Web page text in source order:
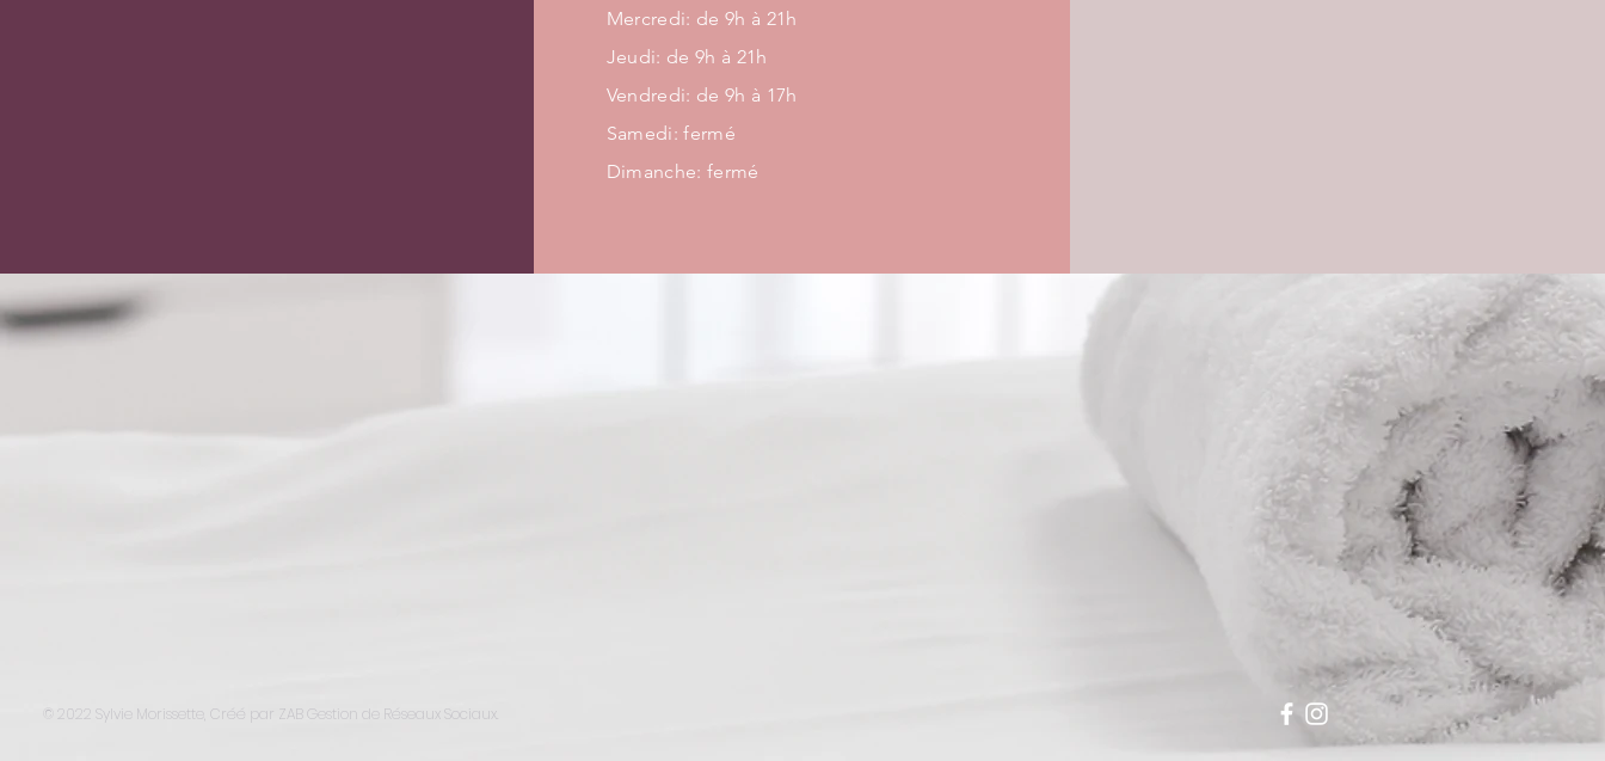
Mercredi: de 9h à 21h
Jeudi: de 9h à 21h
Vendredi: de 9h à 17h
Samedi: fermé
Dimanche: fermé
© 2022 Sylvie Morissette, Créé par ZAB Gestion de Réseaux Sociaux.